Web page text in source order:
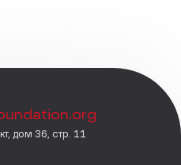
дом 36, стр. 11